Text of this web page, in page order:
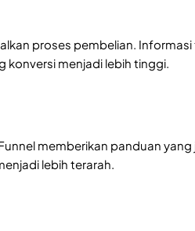
proses pembelian.
konversi menjadi lebih tinggi.
memberikan panduan yang
lebih terarah.